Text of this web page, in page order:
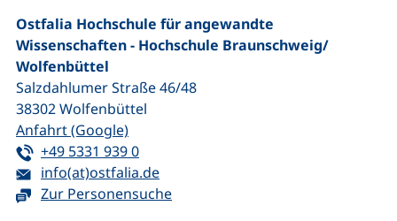
Ostfalia Hochschule für angewandte
Wissenschaften - Hochschule Braunschweig/​
Wolfenbüttel
Salzdahlumer Straße 46/48
38302Wolfenbüttel
Anfahrt (Google)(externer Link, öffnet neues Fenster)
Tel:
+49 5331 939 0(startet einen Telefonanruf, wenn Ihr
E-Mail:
info(at)ostfalia.de(öffnet Ihr E-Mail-Programm)
Zur Personensuche